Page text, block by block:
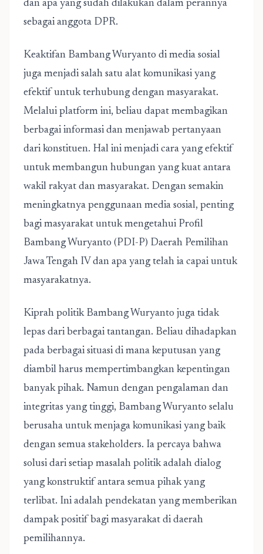
dan apa yang sudah dilakukan dalam perannya
sebagai anggota DPR.
Keaktifan Bambang Wuryanto di media sosial
juga menjadi salah satu alat komunikasi yang
efektif untuk terhubung dengan masyarakat.
Melalui platform ini, beliau dapat membagikan
berbagai informasi dan menjawab pertanyaan
dari konstituen. Hal ini menjadi cara yang efektif
untuk membangun hubungan yang kuat antara
wakil rakyat dan masyarakat. Dengan semakin
meningkatnya penggunaan media sosial, penting
bagi masyarakat untuk mengetahui Profil
Bambang Wuryanto (PDI-P) Daerah Pemilihan
Jawa Tengah IV dan apa yang telah ia capai untuk
masyarakatnya.
Kiprah politik Bambang Wuryanto juga tidak
lepas dari berbagai tantangan. Beliau dihadapkan
pada berbagai situasi di mana keputusan yang
diambil harus mempertimbangkan kepentingan
banyak pihak. Namun dengan pengalaman dan
integritas yang tinggi, Bambang Wuryanto selalu
berusaha untuk menjaga komunikasi yang baik
dengan semua stakeholders. Ia percaya bahwa
solusi dari setiap masalah politik adalah dialog
yang konstruktif antara semua pihak yang
terlibat. Ini adalah pendekatan yang memberikan
dampak positif bagi masyarakat di daerah
pemilihannya.